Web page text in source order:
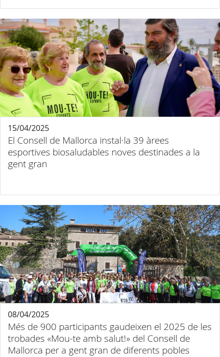
El Consell de Mallorca instal·la 39 àrees
esportives biosaludables noves destinades a la
gent gran
15/04/2025
Més de 900 participants gaudeixen el 2025 de les
trobades «Mou-te amb salut!» del Consell de
Mallorca per a gent gran de diferents pobles
08/04/2025